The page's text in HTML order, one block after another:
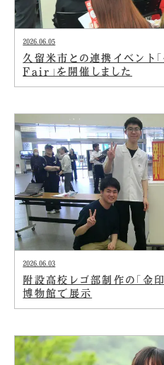
2026.06.05
久留米市との連携イベン
Fair」を開催しました
2026.06.03
附設高校レゴ部制作の「金
博物館で展示